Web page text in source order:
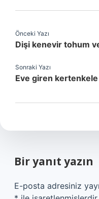
Önceki Yazı
Dişi kenevir tohum
Sonraki Yazı
Eve giren
Bir yanıt yazın
E-posta adresiniz